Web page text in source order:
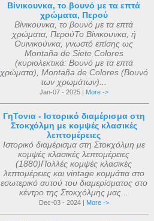
Βίνικουνκα, το βουνό με τα επτά
χρώματα, Περού
Βίνικουνκα, το βουνό με τα επτά
χρώματα, ΠερούΤο Βίνικουνκα, ή
Ουινικούνκα, γνωστό επίσης ως
Montaña de Siete Colores
(κυριολεκτικά: Βουνό με τα επτά
χρώματα), Montaña de Colores (Βουνό
των χρωμάτων)...
Jan-07 - 2025 | More ->
ΓηΤονια - Ιστορικό διαμέρισμα στη
Στοκχόλμη με κομψές κλασικές
λεπτομέρειες
Ιστορικό διαμέρισμα στη Στοκχόλμη με
κομψές κλασικές λεπτομέρειες
(1880)Πολλές κομψές κλασικές
λεπτομέρειες και vintage κομμάτια στο
εσωτερικό αυτού του διαμερίσματος στο
κέντρο της Στοκχόλμης μας...
Dec-03 - 2024 | More ->